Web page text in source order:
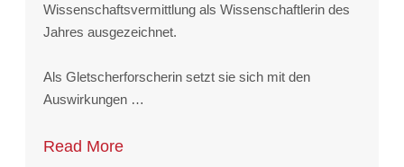
Wissenschaftsvermittlung als Wissenschaftlerin des
Jahres ausgezeichnet.
Als Gletscherforscherin setzt sie sich mit den
Auswirkungen …
Read More